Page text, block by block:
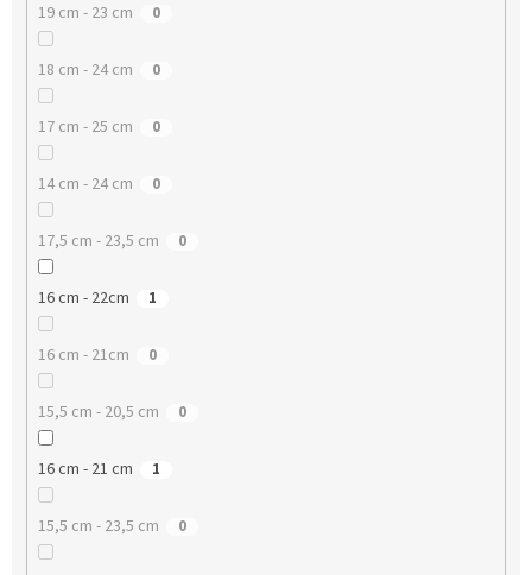
19 cm - 23 cm 0
18 cm - 24 cm 0
17 cm - 25 cm 0
14 cm - 24 cm 0
17,5 cm - 23,5 cm 0
16 cm - 22cm 1
16 cm - 21cm 0
15,5 cm - 20,5 cm 0
16 cm - 21 cm 1
15,5 cm - 23,5 cm 0